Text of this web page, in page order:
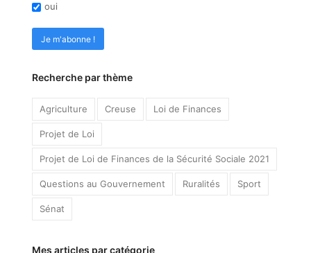
oui
Recherche par thème
Agriculture Creuse Loi de Finances
Projet de Loi
Projet de Loi de Finances de la Sécurité Sociale 2021
Questions au Gouvernement Ruralités Sport
Sénat
Mes articles par catégorie